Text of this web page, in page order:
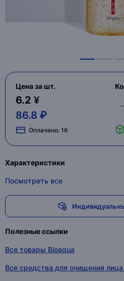
Цена за шт.
6.2 ¥
86.8 ₽
Оплачено: 16
Характеристики
Посмотреть все
Полезные ссылки
Все товары Bioaqua
Все средства для очищения лица